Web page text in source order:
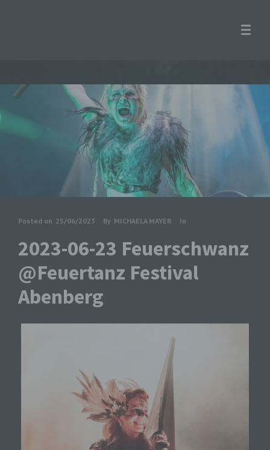
Posted on 25/06/2023 By MICHAELA MAYER In
2023-06-23 Feuerschwanz
@Feuertanz Festival
Abenberg